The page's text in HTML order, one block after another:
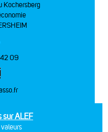
Kochersberg
09
sur ALEF